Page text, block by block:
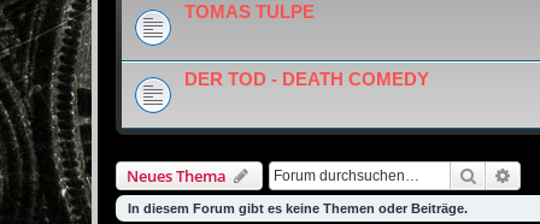
TOMAS TULPE
DER TOD - DEATH COMEDY
Neues Thema Suche
In diesem Forum gibt es keine Themen oder Beiträge.